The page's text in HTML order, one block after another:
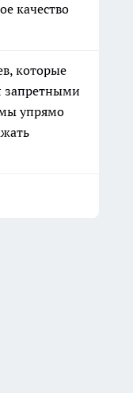
качество
которые
запретными
упрямо